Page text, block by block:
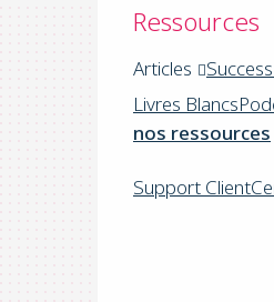
Ressources
Articles
Livres Blancs
nos ressources
Support Client